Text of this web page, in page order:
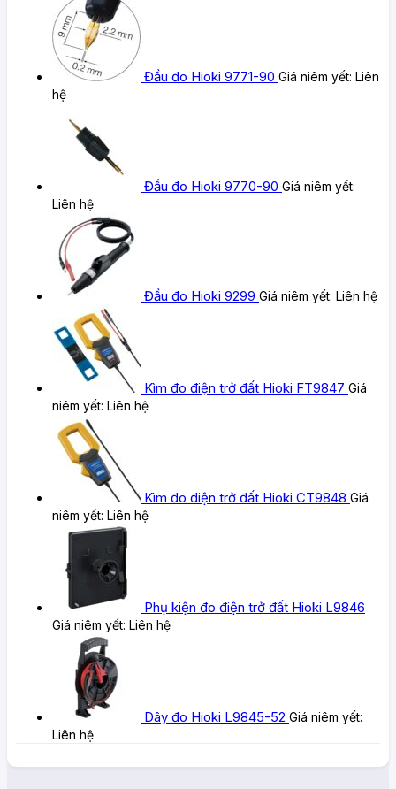
Đầu đo Hioki 9771-90 Giá niêm yết: Liên
hệ
Đầu đo Hioki 9770-90 Giá niêm yết:
Liên hệ
Đầu đo Hioki 9299 Giá niêm yết: Liên hệ
Kìm đo điện trở đất Hioki FT9847 Giá
niêm yết: Liên hệ
Kìm đo điện trở đất Hioki CT9848 Giá
niêm yết: Liên hệ
Phụ kiện đo điện trở đất Hioki L9846
Giá niêm yết: Liên hệ
Dây đo Hioki L9845-52 Giá niêm yết:
Liên hệ